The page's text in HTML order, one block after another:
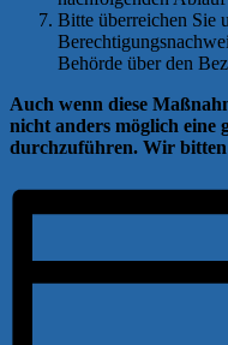
Bitte überreichen Sie
Behörde über den
Auch wenn diese
nicht anders möglich eine
durchzuführen. Wir